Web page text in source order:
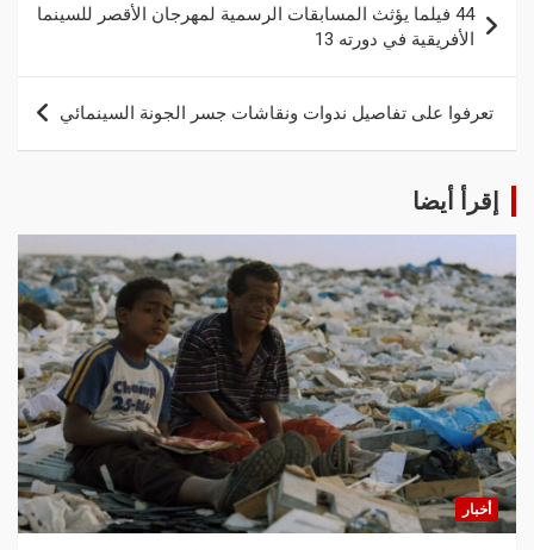
44 فيلما يؤثث المسابقات الرسمية لمهرجان الأقصر للسينما
الأفريقية في دورته 13
تعرفوا على تفاصيل ندوات ونقاشات جسر الجونة السينمائي
إقرأ أيضا
أخبار